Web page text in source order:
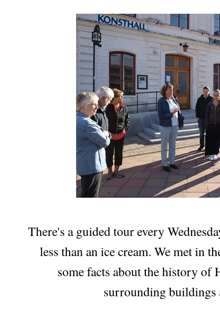
There's a guided tour every
less than an ice cream. We met in
some facts about the history of
surrounding buildings